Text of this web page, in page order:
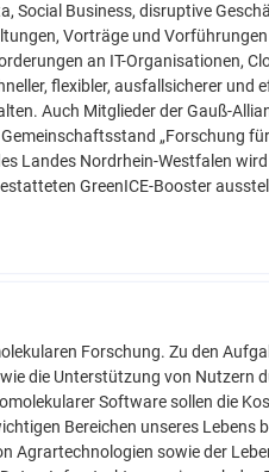
Social Business, disruptive
Vorträge und
an IT-Organisationen,
flexibler, ausfallsicherer und
Auch Mitglieder der Gauß-
„Forschung
Landes Nordrhein-Westfalen wird
GreenICE-Booster
Forschung. Zu den
die Unterstützung von Nutzern
Software sollen die
Bereichen unseres Lebens
Agrartechnologien sowie der